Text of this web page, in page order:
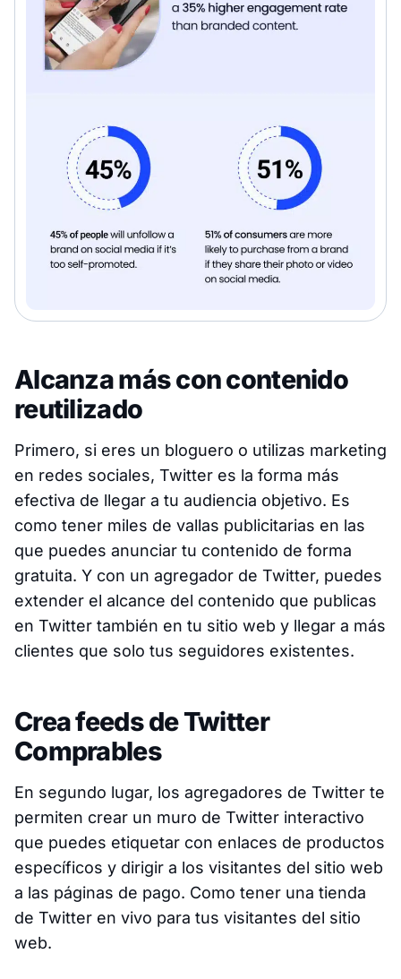
Alcanza más con contenido
reutilizado
Primero, si eres un bloguero o utilizas marketing
en redes sociales, Twitter es la forma más
efectiva de llegar a tu audiencia objetivo. Es
como tener miles de vallas publicitarias en las
que puedes anunciar tu contenido de forma
gratuita. Y con un agregador de Twitter, puedes
extender el alcance del contenido que publicas
en Twitter también en tu sitio web y llegar a más
clientes que solo tus seguidores existentes.
Crea feeds de Twitter
Comprables
En segundo lugar, los agregadores de Twitter te
permiten crear un muro de Twitter interactivo
que puedes etiquetar con enlaces de productos
específicos y dirigir a los visitantes del sitio web
a las páginas de pago. Como tener una tienda
de Twitter en vivo para tus visitantes del sitio
web.